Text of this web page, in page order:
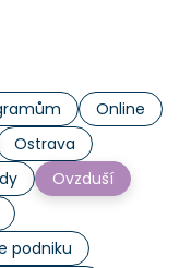
Online
Ostrava
Ovzduší
podniku